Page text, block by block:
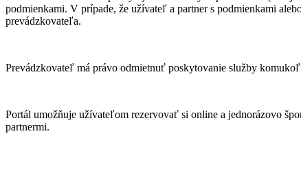
podmienkami. V prípade, že užívateľ a partner s podmienkami
prevádzkovateľa.
Prevádzkovateľ má právo odmietnuť poskytovanie služby
Portál umožňuje užívateľom rezervovať si online a jednorázovo
partnermi.